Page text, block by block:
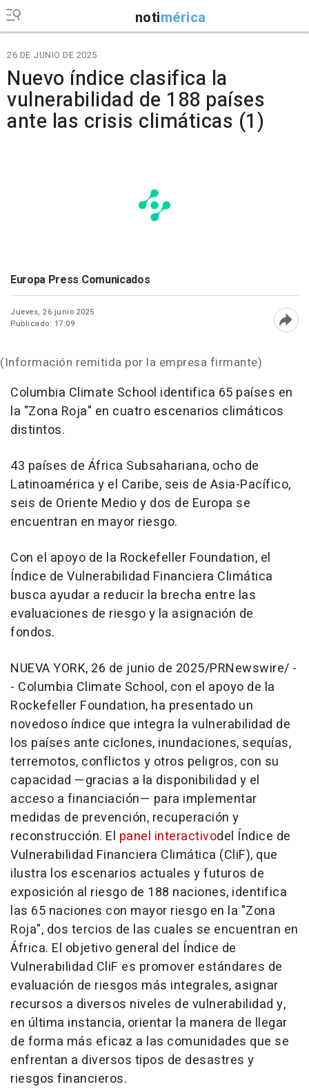
notimérica
26 DE JUNIO DE 2025
Nuevo índice clasifica la
vulnerabilidad de 188 países
ante las crisis climáticas (1)
Europa Press Comunicados
Jueves, 26 junio 2025
Publicado: 17:09
(Información remitida por la empresa firmante)
Columbia Climate School identifica 65 países en
la "Zona Roja" en cuatro escenarios climáticos
distintos.
43 países de África Subsahariana, ocho de
Latinoamérica y el Caribe, seis de Asia-Pacífico,
seis de Oriente Medioy dos de Europa se
encuentran en mayor riesgo.
Con el apoyo de la Rockefeller Foundation, el
Índice de Vulnerabilidad Financiera Climática
busca ayudar a reducir la brecha entre las
evaluaciones de riesgo y la asignación de
fondos.
NUEVA YORK, 26 de junio de 2025/PRNewswire/ -
- Columbia Climate School, con el apoyo de la
Rockefeller Foundation, ha presentado un
novedoso índice que integra la vulnerabilidad de
los países ante ciclones, inundaciones, sequías,
terremotos, conflictos y otros peligros, con su
capacidad —gracias a la disponibilidad y el
acceso a financiación— para implementar
medidas de prevención, recuperación y
reconstrucción. El panel interactivodel Índice de
Vulnerabilidad Financiera Climática (CliF), que
ilustra los escenarios actuales y futuros de
exposición al riesgo de 188 naciones, identifica
las 65 naciones con mayor riesgo en la "Zona
Roja", dos tercios de las cuales se encuentran en
África. El objetivo general del Índice de
Vulnerabilidad CliF es promover estándares de
evaluación de riesgos más integrales, asignar
recursos a diversos niveles de vulnerabilidad y,
en última instancia, orientar la manera de llegar
de forma más eficaz a las comunidades que se
enfrentan a diversos tipos de desastres y
riesgos financieros.